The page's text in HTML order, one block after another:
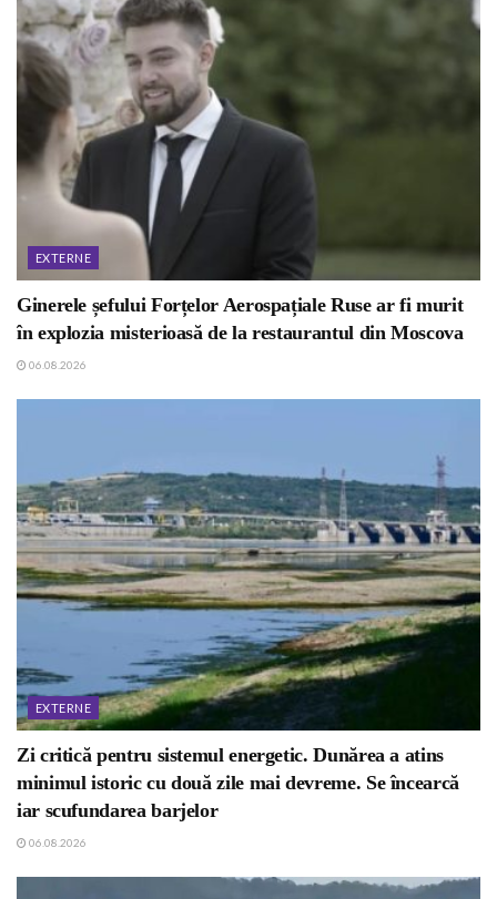
EXTERNE
Ginerele șefului Forțelor Aerospațiale Ruse ar fi murit
în explozia misterioasă de la restaurantul din Moscova
06.08.2026
EXTERNE
Zi critică pentru sistemul energetic. Dunărea a atins
minimul istoric cu două zile mai devreme. Se încearcă
iar scufundarea barjelor
06.08.2026